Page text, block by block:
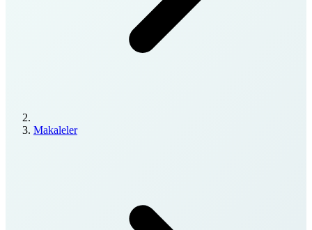
Makaleler